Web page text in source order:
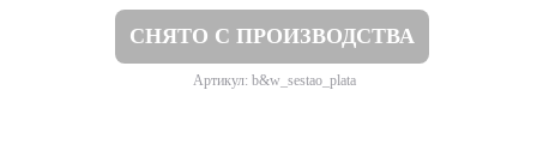
СНЯТО С ПРОИЗВОДСТВА
Артикул: b&w_sestao_plata